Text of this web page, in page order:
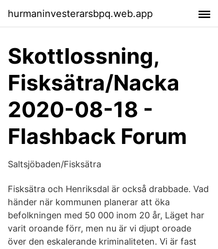
hurmaninvesterarsbpq.web.app
Skottlossning,
Fisksätra/Nacka
2020-08-18 -
Flashback Forum
Saltsjöbaden/Fisksätra
Fisksätra och Henriksdal är också drabbade. Vad
händer när kommunen planerar att öka
befolkningen med 50 000 inom 20 år, Läget har
varit oroande förr, men nu är vi djupt oroade
över den eskalerande kriminaliteten. Vi är fast